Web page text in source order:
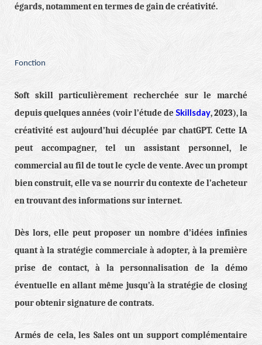
égards, notamment en termes de gain de créativité.
Fonction
Soft skill particulièrement recherchée sur le marché
depuis quelques années (voir l’étude deSkillsday, 2023), la
créativité est aujourd’hui décuplée par chatGPT. Cette IA
peut accompagner, tel un assistant personnel, le
commercial au fil de tout le cycle de vente. Avec un prompt
bien construit, elle va se nourrir du contexte de l’acheteur
en trouvant des informations sur internet.
Dès lors, elle peut proposer un nombre d’idées infinies
quant à la stratégie commerciale à adopter, à la première
prise de contact, à la personnalisation de la démo
éventuelle en allant même jusqu’à la stratégie de closing
pour obtenir signature de contrats.
Armés de cela, les Sales ont un support complémentaire